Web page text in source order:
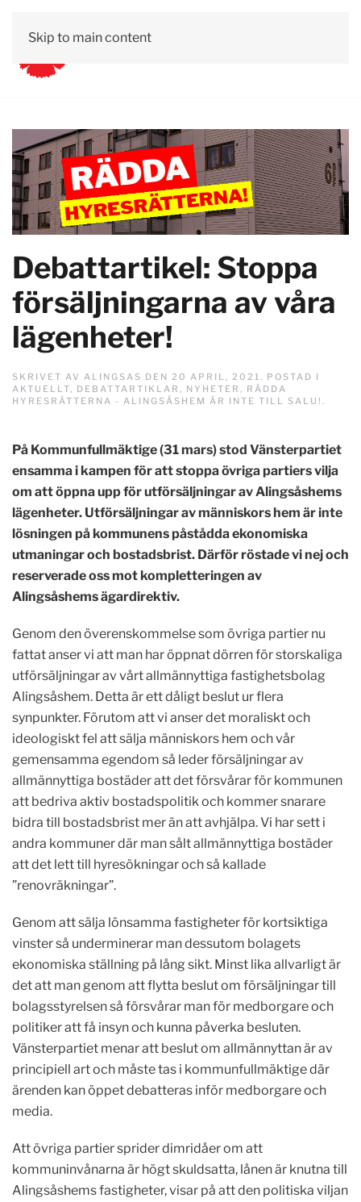
Skip to main content
Debattartikel: Stoppa
försäljningarna av våra
lägenheter!
SKRIVET AV ALINGSAS DEN 20 APRIL, 2021 . POSTAD I
AKTUELLT, DEBATTARTIKLAR , NYHETER , RÄDDA
HYRESRÄTTERNA - ALINGSÅSHEM ÄR INTE TILL SALU! .
På Kommunfullmäktige (31 mars) stod Vänsterpartiet
ensamma i kampen för att stoppa övriga partiers vilja
om att öppna upp för utförsäljningar av Alingsåshems
lägenheter. Utförsäljningar av människors hem är inte
lösningen på kommunens påstådda ekonomiska
utmaningar och bostadsbrist. Därför röstade vi nej och
reserverade oss mot kompletteringen av
Alingsåshems ägardirektiv.
Genom den överenskommelse som övriga partier nu
fattat anser vi att man har öppnat dörren för storskaliga
utförsäljningar av vårt allmännyttiga fastighetsbolag
Alingsåshem. Detta är ett dåligt beslut ur flera
synpunkter. Förutom att vi anser det moraliskt och
ideologiskt fel att sälja människors hem och vår
gemensamma egendom så leder försäljningar av
allmännyttiga bostäder att det försvårar för kommunen
att bedriva aktiv bostadspolitik och kommer snarare
bidra till bostadsbrist mer än att avhjälpa. Vi har sett i
andra kommuner där man sålt allmännyttiga bostäder
att det lett till hyresökningar och så kallade
”renovräkningar”.
Genom att sälja lönsamma fastigheter för kortsiktiga
vinster så underminerar man dessutom bolagets
ekonomiska ställning på lång sikt. Minst lika allvarligt är
det att man genom att flytta beslut om försäljningar till
bolagsstyrelsen så försvårar man för medborgare och
politiker att få insyn och kunna påverka besluten.
Vänsterpartiet menar att beslut om allmännyttan är av
principiell art och måste tas i kommunfullmäktige där
ärenden kan öppet debatteras inför medborgare och
media.
Att övriga partier sprider dimridåer om att
kommuninvånarna är högt skuldsatta, lånen är knutna till
Alingsåshems fastigheter, visar på att den politiska viljan